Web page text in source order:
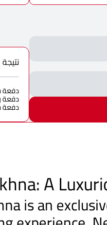
دفعة
دفعة
دفعة
A
is an